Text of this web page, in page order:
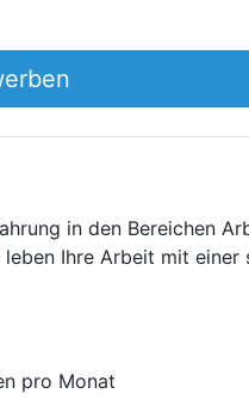
in den Bereichen
Ihre Arbeit mit einer
pro Monat